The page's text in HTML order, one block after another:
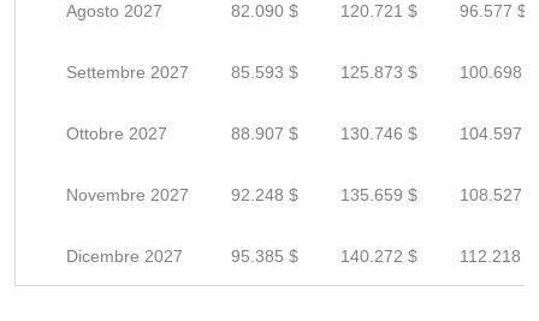
Agosto 2027 82.090 $ 120.721 $ 96.577 $
Settembre 2027 85.593 $ 125.873 $ 100.698 $
Ottobre 2027 88.907 $ 130.746 $ 104.597 $
Novembre 2027 92.248 $ 135.659 $ 108.527 $
Dicembre 2027 95.385 $ 140.272 $ 112.218 $